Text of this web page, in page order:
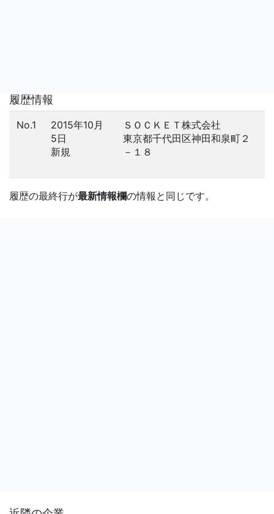
履歴情報
No.1
2015年10月
5日
新規
ＳＯＣＫＥＴ株式会社
東京都千代田区神田和泉町２
－１８
履歴の最終行が最新情報欄の情報と同じです。